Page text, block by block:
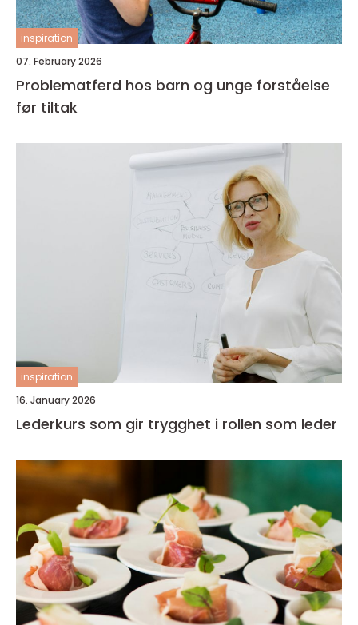
inspiration
07. February 2026
Problematferd hos barn og unge forståelse
før tiltak
inspiration
16. January 2026
Lederkurs som gir trygghet i rollen som leder